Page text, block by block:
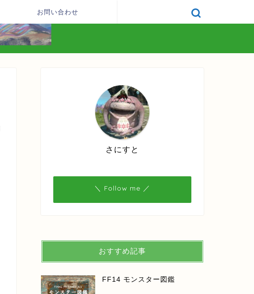
お問い合わせ
さにすと
＼ Follow me ／
おすすめ記事
FF14 モンスター図鑑